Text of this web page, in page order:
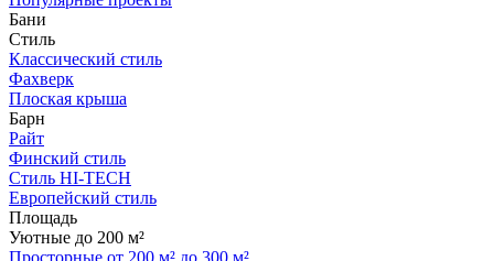
Бани
Стиль
Классический стиль
Фахверк
Плоская крыша
Барн
Райт
Финский стиль
Стиль HI-TECH
Европейский стиль
Площадь
Уютные до 200 м²